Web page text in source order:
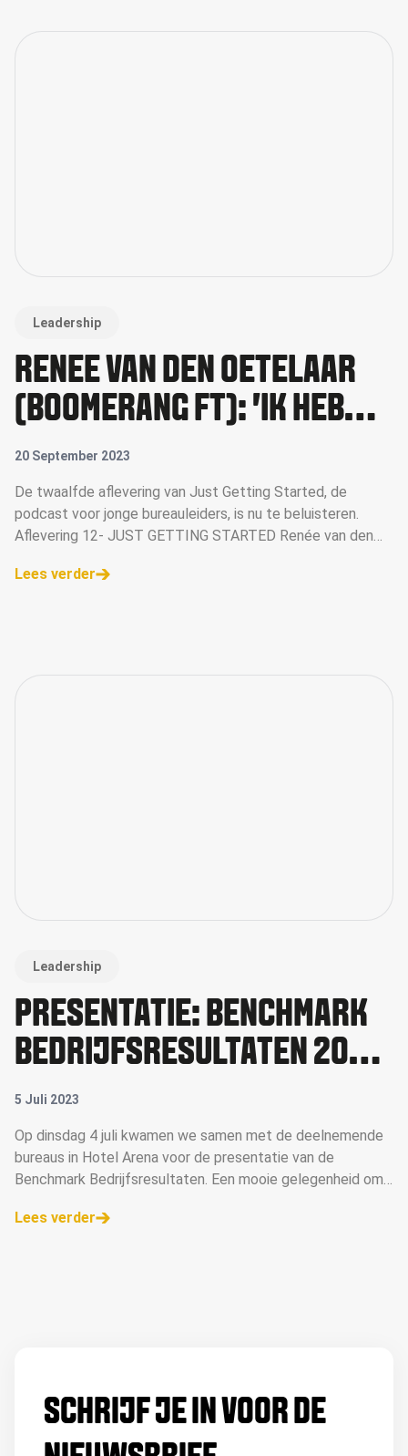
Leadership
RENÉE VAN DEN OETELAAR
(BOOMERANG FT): 'IK HEB
EEN STERKE VISIE OP
TALENT'
20 September 2023
De twaalfde aflevering van Just Getting Started, de
podcast voor jonge bureauleiders, is nu te beluisteren.
Aflevering 12- JUST GETTING STARTED Renée van den
Boomerang FT, het bu
Lees verder
Leadership
PRESENTATIE: BENCHMARK
BEDRIJFSRESULTATEN 2022-
2023
5 Juli 2023
Op dinsdag 4 juli kwamen we samen met de deelnemende
bureaus in Hotel Arena voor de presentatie van de
Benchmark Bedrijfsresultaten. Een mooie gelegenheid om
bedrijfsresultaten. Rik Ledder opende de p
Lees verder
SCHRIJF JE IN VOOR DE